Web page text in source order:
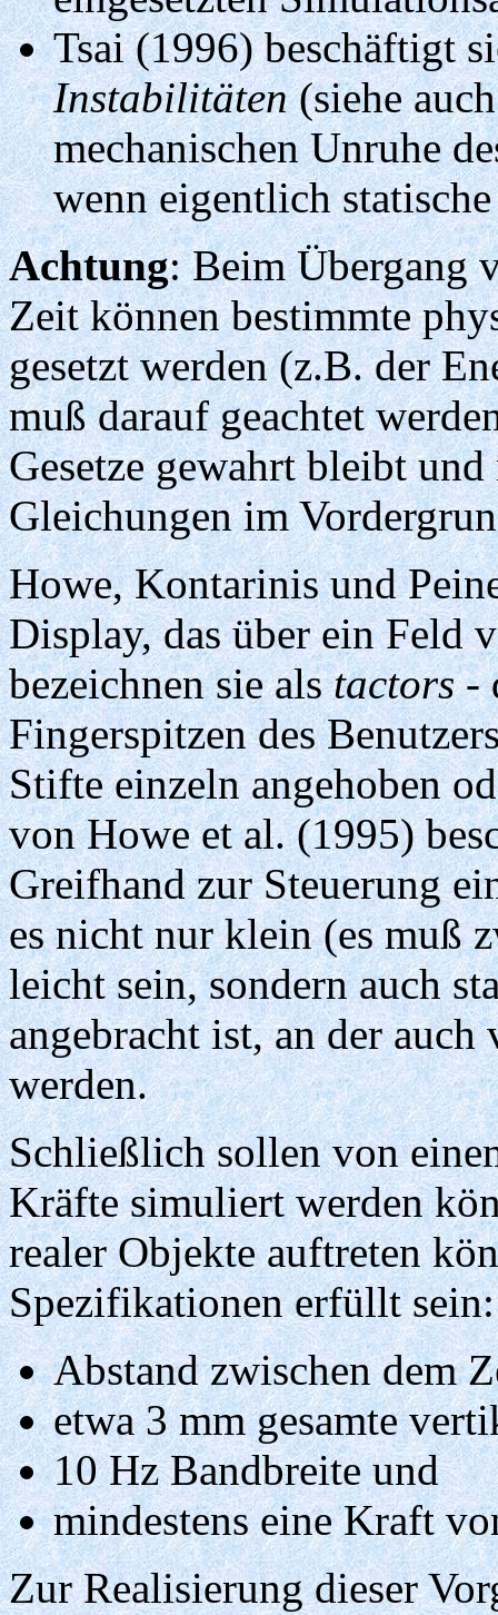
Tsai (1996) beschäftigt
Instabilitäten(siehe
mechanischen Unruhe
wenn eigentlich
Achtung: Beim Übergang
Zeit können bestimmte
gesetzt werden (z.B. der
muß darauf geachtet
Gesetze gewahrt bleibt
Gleichungen im
Howe, Kontarinis und
Display, das über ein Feld
bezeichnen sie alstactors-
Fingerspitzen des
Stifte einzeln angehoben
von Howe et al. (1995)
Greifhand zur Steuerung
es nicht nur klein (es muß
leicht sein, sondern auch
angebracht ist, an der
werden.
Schließlich sollen von
Kräfte simuliert werden
realer Objekte auftreten
Spezifikationen erfüllt sein:
Abstand zwischen dem
etwa 3 mm gesamte
10 Hz Bandbreite und
mindestens eine Kraft
Zur Realisierung dieser